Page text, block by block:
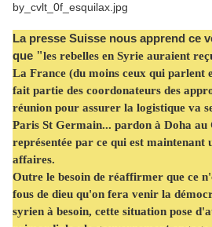
La presse Suisse nous apprend ce
que "les rebelles en Syrie auraient
La France (du moins ceux qui parlent
fait partie des coordonateurs des
réunion pour assurer la logistique va
Paris St Germain... pardon à Doha
représentée par ce qui est maintenant
affaires.
Outre le besoin de réaffirmer que ce
fous de dieu qu'on fera venir la
syrien à besoin, cette situation pose